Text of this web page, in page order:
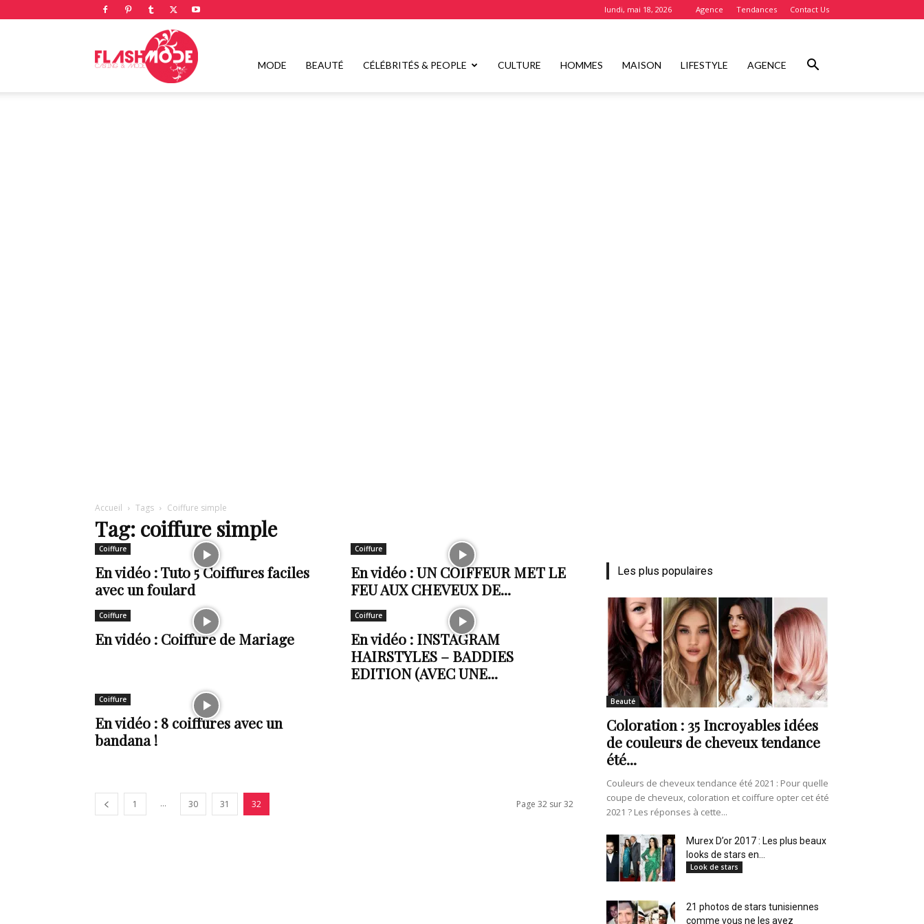
lundi, mai 18, 2026 Agence Tendances Contact Us
Flashmode
style
de
vie
MODE BEAUTÉ CÉLÉBRITÉS & PEOPLE CULTURE HOMMES MAISON LIFESTYLE AGENCE
Accueil Tags Coiffure simple
Tag: coiffure simple
Coiffure
En vidéo : Tuto 5 Coiffures faciles
avec un foulard
Coiffure
En vidéo : UN COIFFEUR MET LE
FEU AUX CHEVEUX DE...
Coiffure
En vidéo : Coiffure de Mariage
Coiffure
En vidéo : INSTAGRAM
HAIRSTYLES – BADDIES
EDITION (AVEC UNE...
Coiffure
En vidéo : 8 coiffures avec un
bandana !
1 ... 30 31 32 Page 32 sur 32
Les plus populaires
Beauté
Coloration : 35 Incroyables idées
de couleurs de cheveux tendance
été...
Couleurs de cheveux tendance été 2021 : Pour quelle
coupe de cheveux, coloration et coiffure opter cet été
2021 ? Les réponses à cette...
Murex D’or 2017 : Les plus beaux
looks de stars en...
Look de stars
21 photos de stars tunisiennes
comme vous ne les avez